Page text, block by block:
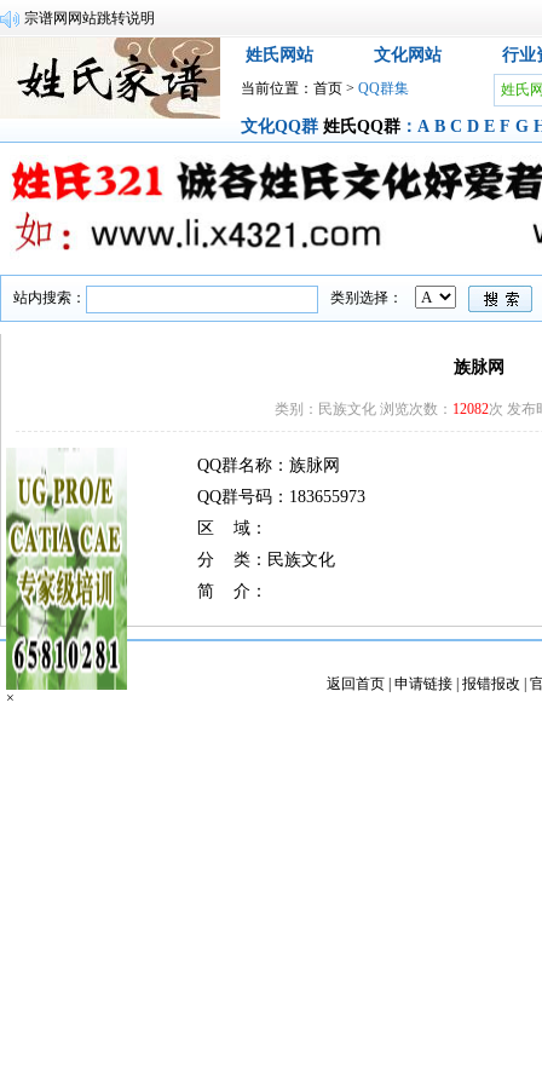
宗谱网网站跳转说明
姓氏网站 文化网站 行业
当前位置： 首页 > QQ群集 姓氏
文化QQ群 姓氏QQ群 ： A B C D E F G
×
站内搜索： 类别选择：
族脉网
类别：民族文化 浏览次数： 12082次 发布
QQ群名称：族脉网
QQ群号码：183655973
区 域：
分 类：民族文化
简 介：
返回首页| 申请链接| 报错报改